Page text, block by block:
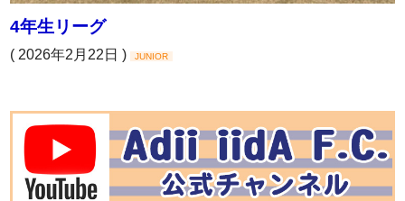
4年生リーグ
( 2026年2月22日 ) JUNIOR